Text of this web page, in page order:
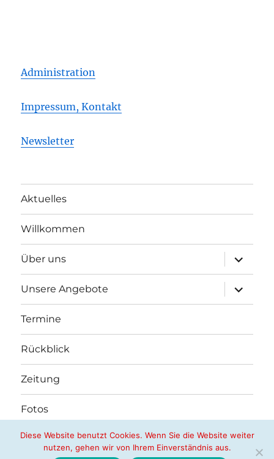
Administration
Impressum, Kontakt
Newsletter
Aktuelles
Willkommen
Über uns
öffnen
Unsere Angebote
öffnen
Termine
Rückblick
Zeitung
Fotos
Nachbarschaftshilfe Butzbach e.V.
Diese Website benutzt Cookies. Wenn Sie die Website weiter
nutzen, gehen wir von Ihrem Einverständnis aus.